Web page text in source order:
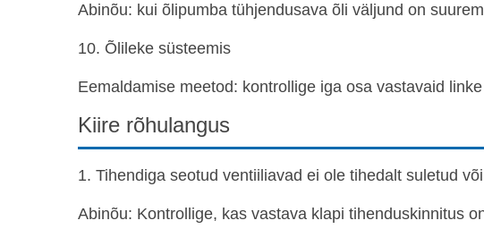
Abinõu: kui õlipumba tühjendusava õli väljund on
10. Õlileke süsteemis
Eemaldamise meetod: kontrollige iga osa vastavaid linke
Kiire rõhulangus
1. Tihendiga seotud ventiiliavad ei ole tihedalt suletud
Abinõu: Kontrollige, kas vastava klapi tihenduskinnitus